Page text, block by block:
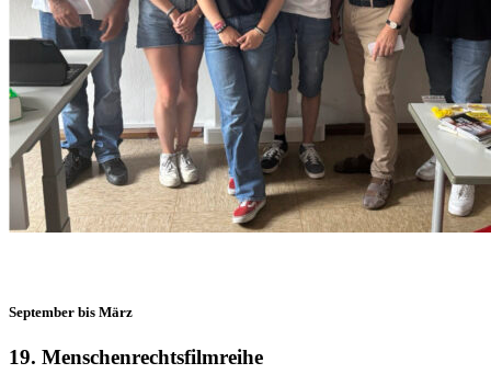
September bis März
19. Menschenrechtsfilmreihe